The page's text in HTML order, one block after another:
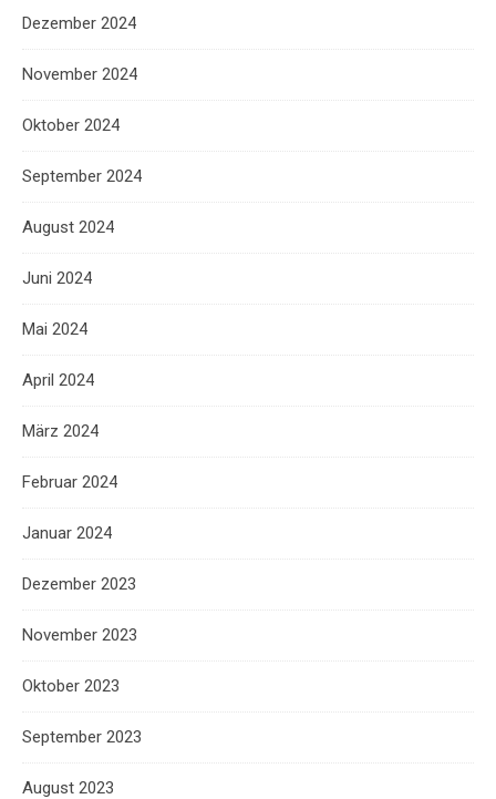
Dezember 2024
November 2024
Oktober 2024
September 2024
August 2024
Juni 2024
Mai 2024
April 2024
März 2024
Februar 2024
Januar 2024
Dezember 2023
November 2023
Oktober 2023
September 2023
August 2023